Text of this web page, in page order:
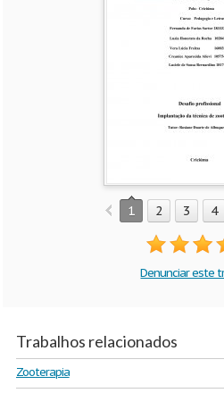
1 2 3 4
Denunciar este
Trabalhos relacionados
Zooterapia